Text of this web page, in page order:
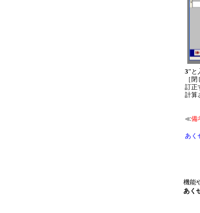
3”と
［
訂正
計算
≪備
あく
機能
あく